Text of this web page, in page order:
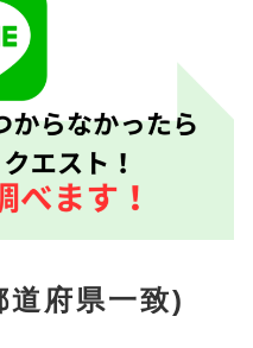
道府県一致)